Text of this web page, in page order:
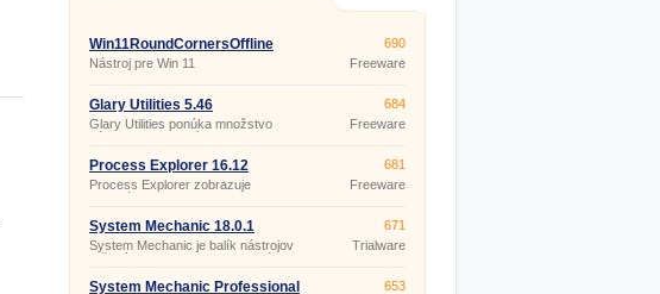
Win11RoundCornersOffline
2.0.0
Nástroj pre Win 11
690
Freeware
Glary Utilities 5.46
Glary Utilities ponúka množstvo
nástrojov pre a utilít na opravu,
vášho systému.
684
Freeware
Process Explorer 16.12
Process Explorer zobrazuje
informácie o handles a DLL
681
Freeware
System Mechanic 18.0.1
System Mechanic je balík nástrojov
určených na vyhľadanie, odstránenie
671
Trialware
System Mechanic Professional
653